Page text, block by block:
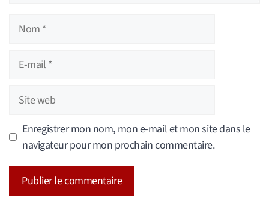
Nom
Site
web
Enregistrer mon nom, mon e-mail et mon site dans le
navigateur pour mon prochain commentaire.